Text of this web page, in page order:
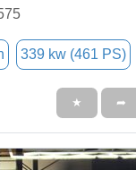
339 kw (461 PS)
★ ➦